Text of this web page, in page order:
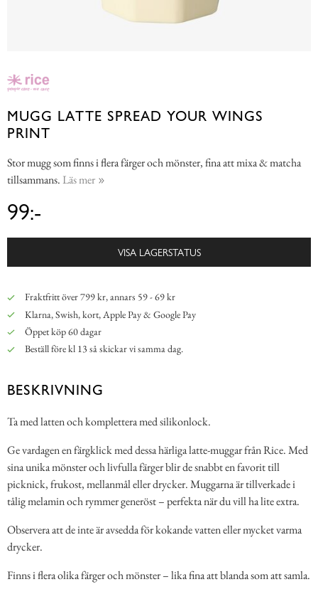
MUGG LATTE SPREAD YOUR WINGS
PRINT
Stor mugg som finns i flera färger och mönster, fina att mixa & matcha
tillsammans. Läs mer
99:-
VISA LAGERSTATUS
Fraktfritt över 799 kr, annars 59 - 69 kr
Klarna, Swish, kort, Apple Pay & Google Pay
Öppet köp 60 dagar
Beställ före kl 13 så skickar vi samma dag.
BESKRIVNING
Ta med latten och komplettera med silikonlock.
Ge vardagen en färgklick med dessa härliga latte-muggar från Rice. Med
sina unika mönster och livfulla färger blir de snabbt en favorit till
picknick, frukost, mellanmål eller drycker. Muggarna är tillverkade i
tålig melamin och rymmer generöst – perfekta när du vill ha lite extra.
Observera att de inte är avsedda för kokande vatten eller mycket varma
drycker.
Finns i flera olika färger och mönster – lika fina att blanda som att samla.